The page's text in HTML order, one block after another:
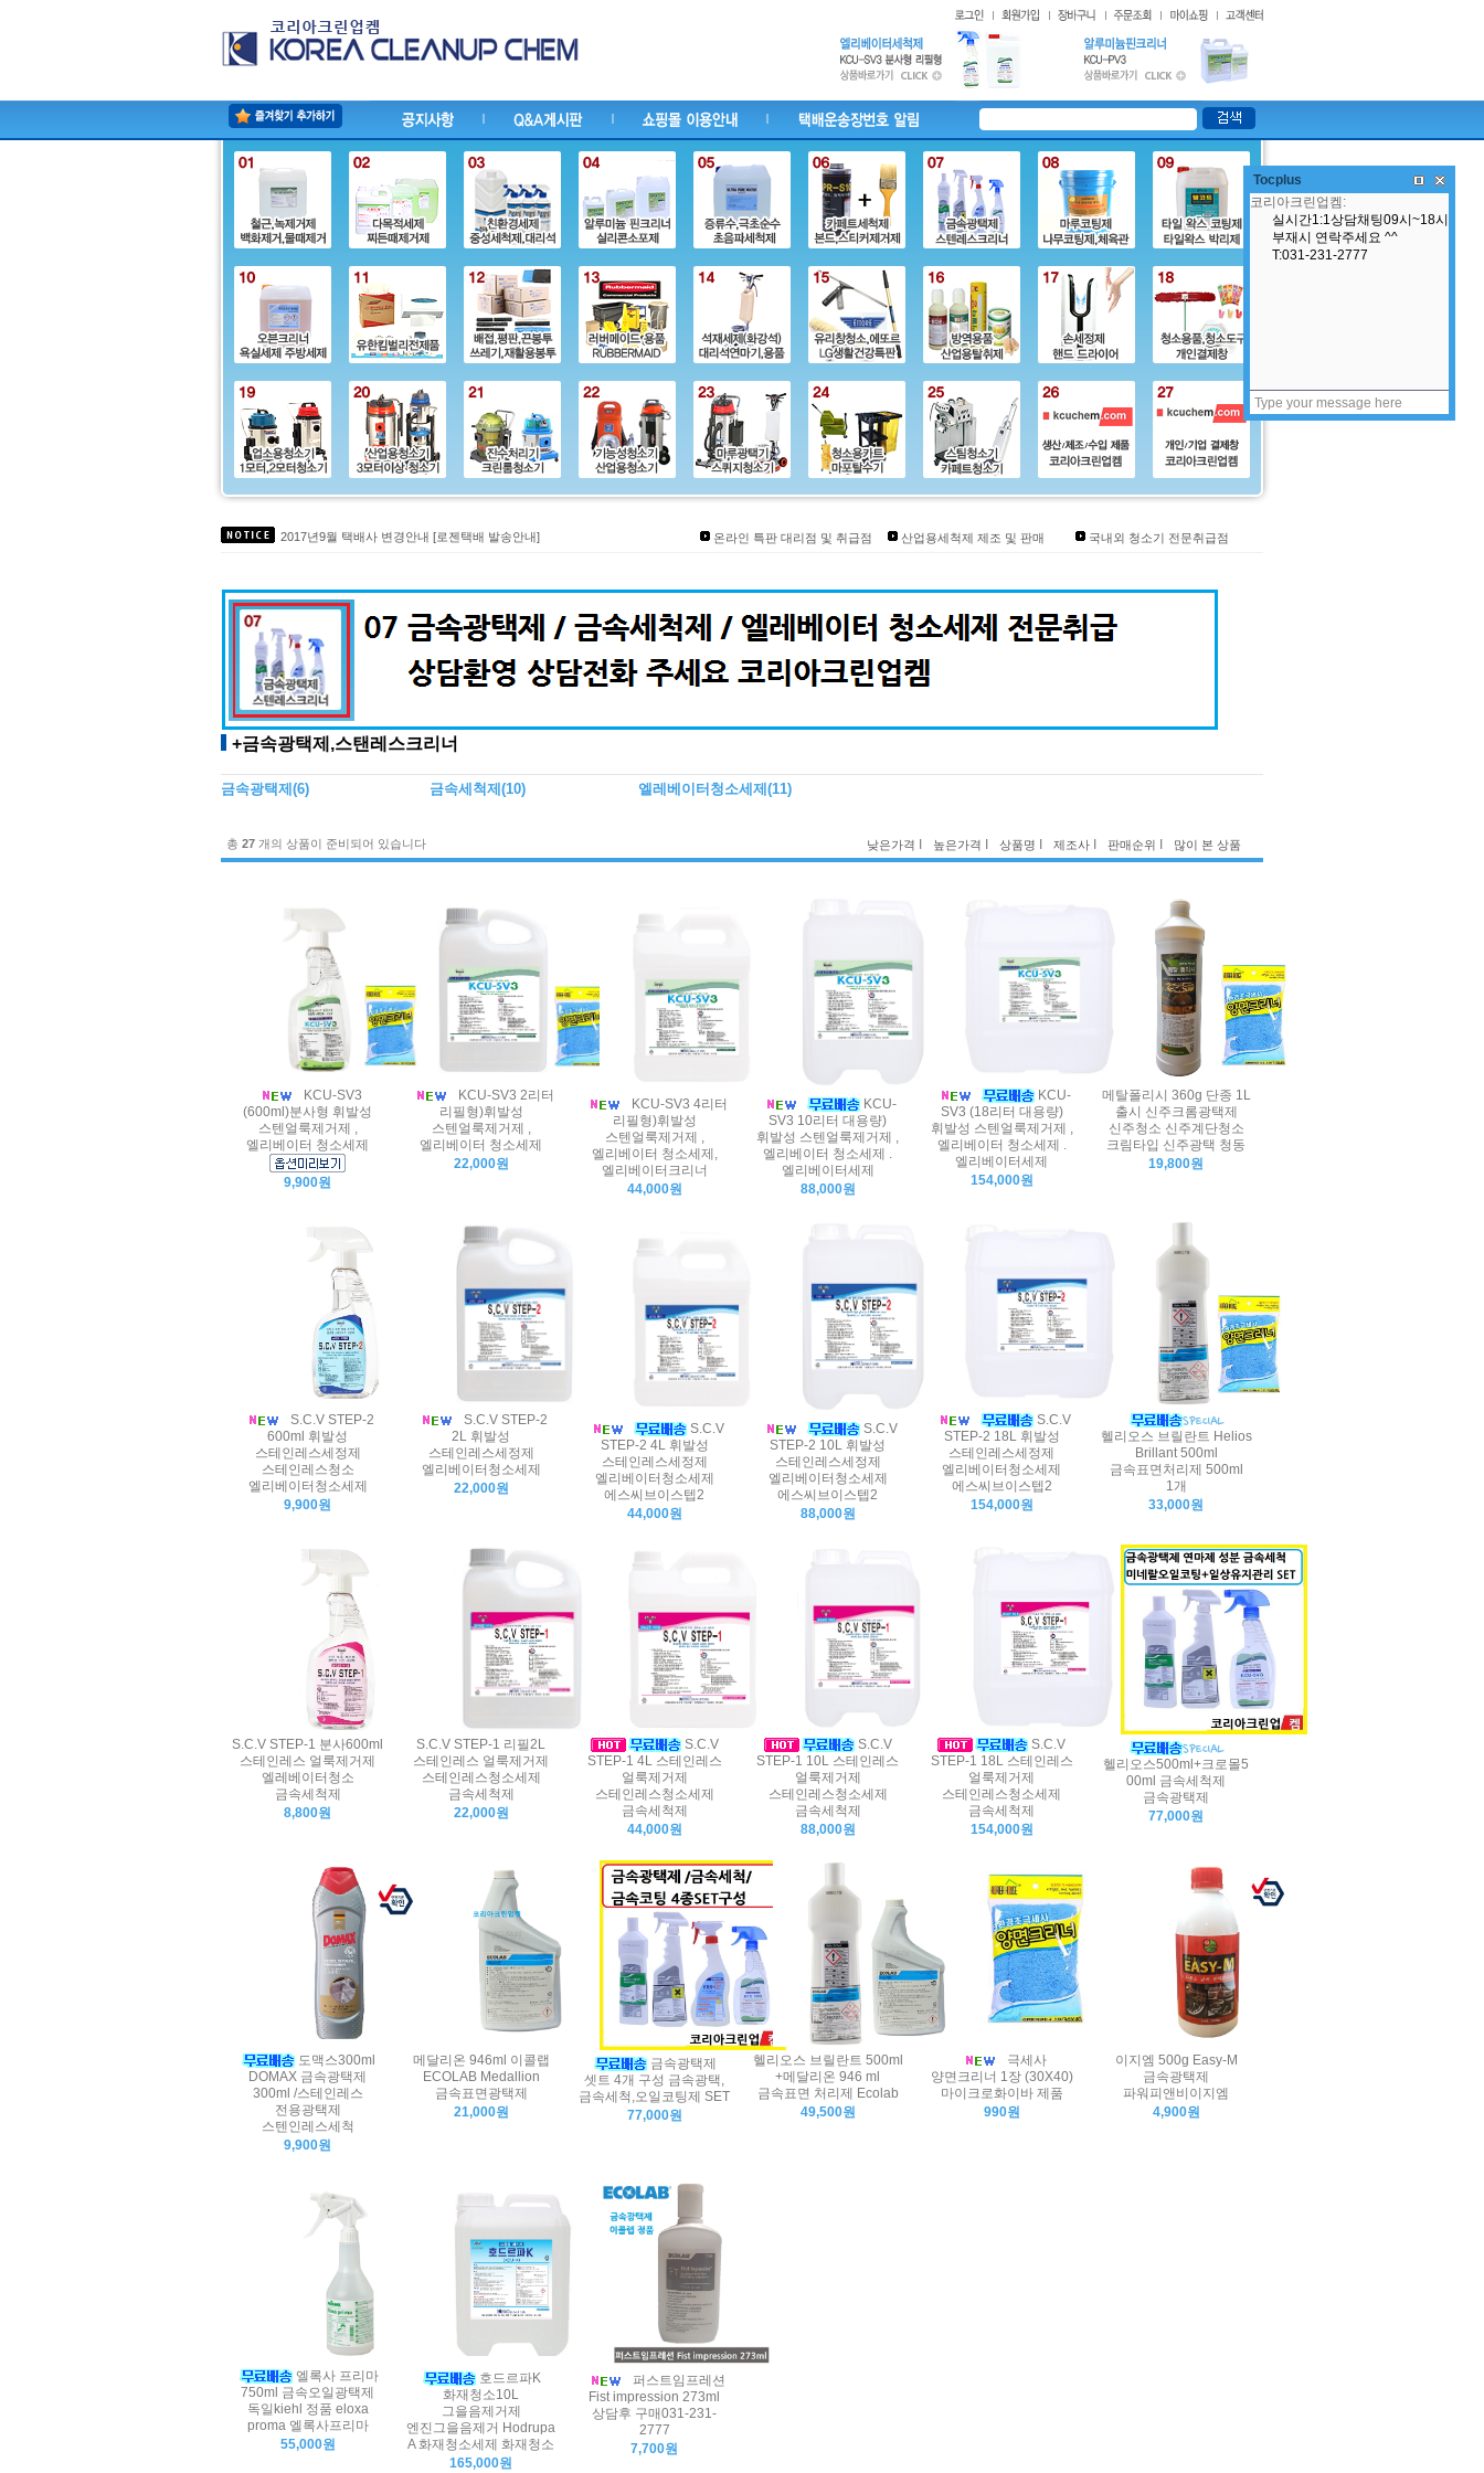
대성C&S 주방 식기세척기 세제 온라인대리점개설
친환경인증 녹제거제 TermoRens시리즈 입점
2017년9월 택배사 변경안내 [로젠택배 발송안내]
온라인 특판 대리점 및 취급점 산업용세척제 제조 및 판매 국내외 청소기 전문취급점
+금속광택제,스탠레스크리너
금속광택제 (6) 금속세척제 (10) 엘레베이터청소세제 (11)
총 27 개의 상품이 준비되어 있습니다 낮은가격 높은가격 상품명 제조사 판매순위 많이 본 상품
KCU-SV3
(600ml)분사형 휘발성
스텐얼룩제거제 ,
엘리베이터 청소세제
9,900원
KCU-SV3 2리터
리필형)휘발성
스텐얼룩제거제 ,
엘리베이터 청소세제
22,000원
KCU-SV3 4리터
리필형)휘발성
스텐얼룩제거제 ,
엘리베이터 청소세제,
엘리베이터크리너
44,000원
KCU-
SV3 10리터 대용량)
휘발성 스텐얼룩제거제 ,
엘리베이터 청소세제 .
엘리베이터세제
88,000원
KCU-
SV3 (18리터 대용량)
휘발성 스텐얼룩제거제 ,
엘리베이터 청소세제 .
엘리베이터세제
154,000원
메탈폴리시 360g 단종 1L
출시 신주크롬광택제
신주청소 신주계단청소
크림타입 신주광택 청동
19,800원
S.C.V STEP-2
600ml 휘발성
스테인레스세정제
스테인레스청소
엘리베이터청소세제
9,900원
S.C.V STEP-2
2L 휘발성
스테인레스세정제
엘리베이터청소세제
22,000원
S.C.V
STEP-2 4L 휘발성
스테인레스세정제
엘리베이터청소세제
에스씨브이스텝2
44,000원
S.C.V
STEP-2 10L 휘발성
스테인레스세정제
엘리베이터청소세제
에스씨브이스텝2
88,000원
S.C.V
STEP-2 18L 휘발성
스테인레스세정제
엘리베이터청소세제
에스씨브이스텝2
154,000원
헬리오스 브릴란트 Helios
Brillant 500ml
금속표면처리제 500ml
1개
33,000원
S.C.V STEP-1 분사600ml
스테인레스 얼룩제거제
엘레베이터청소
금속세척제
8,800원
S.C.V STEP-1 리필2L
스테인레스 얼룩제거제
스테인레스청소세제
금속세척제
22,000원
S.C.V
STEP-1 4L 스테인레스
얼룩제거제
스테인레스청소세제
금속세척제
44,000원
S.C.V
STEP-1 10L 스테인레스
얼룩제거제
스테인레스청소세제
금속세척제
88,000원
S.C.V
STEP-1 18L 스테인레스
얼룩제거제
스테인레스청소세제
금속세척제
154,000원
헬리오스500ml+크로몰5
00ml 금속세척제
금속광택제
77,000원
도맥스300ml
DOMAX 금속광택제
300ml /스테인레스
전용광택제
스텐인레스세척
9,900원
메달리온 946ml 이콜랩
ECOLAB Medallion
금속표면광택제
21,000원
금속광택제
셋트 4개 구성 금속광택,
금속세척,오일코팅제 SET
77,000원
헬리오스 브릴란트 500ml
+메달리온 946 ml
금속표면 처리제 Ecolab
49,500원
극세사
양면크리너 1장 (30X40)
마이크로화이바 제품
990원
이지엠 500g Easy-M
금속광택제
파워피앤비이지엠
4,900원
엘록사 프리마
750ml 금속오일광택제
독일kiehl 정품 eloxa
proma 엘록사프리마
55,000원
호드르파K
화재청소10L
그을음제거제
엔진그을음제거 Hodrupa
A 화재청소세제 화재청소
165,000원
퍼스트임프레션
Fist impression 273ml
상담후 구매031-231-
2777
7,700원
Tocplus